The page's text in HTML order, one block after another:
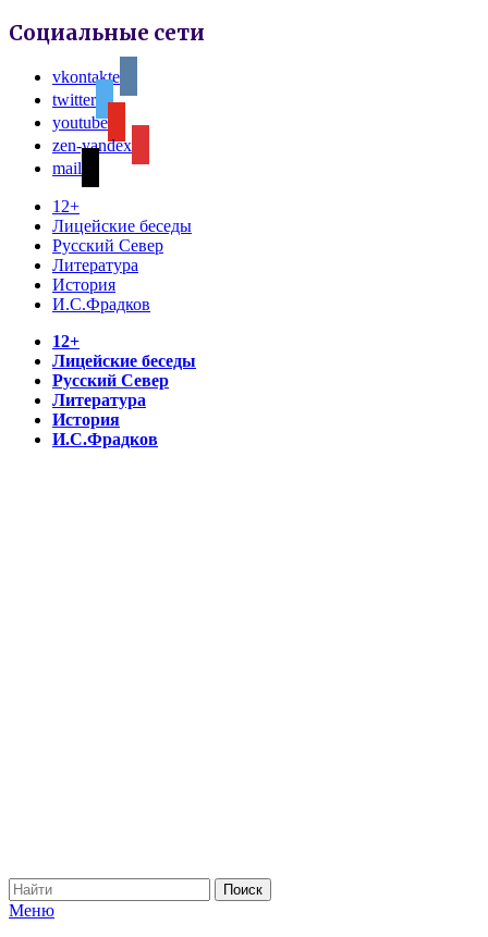
Социальные сети
vkontakte
twitter
youtube
zen-yandex
mail
12+
Лицейские беседы
Русский Север
Литература
История
И.С.Фрадков
12+
Лицейские беседы
Русский Север
Литература
История
И.С.Фрадков
Меню